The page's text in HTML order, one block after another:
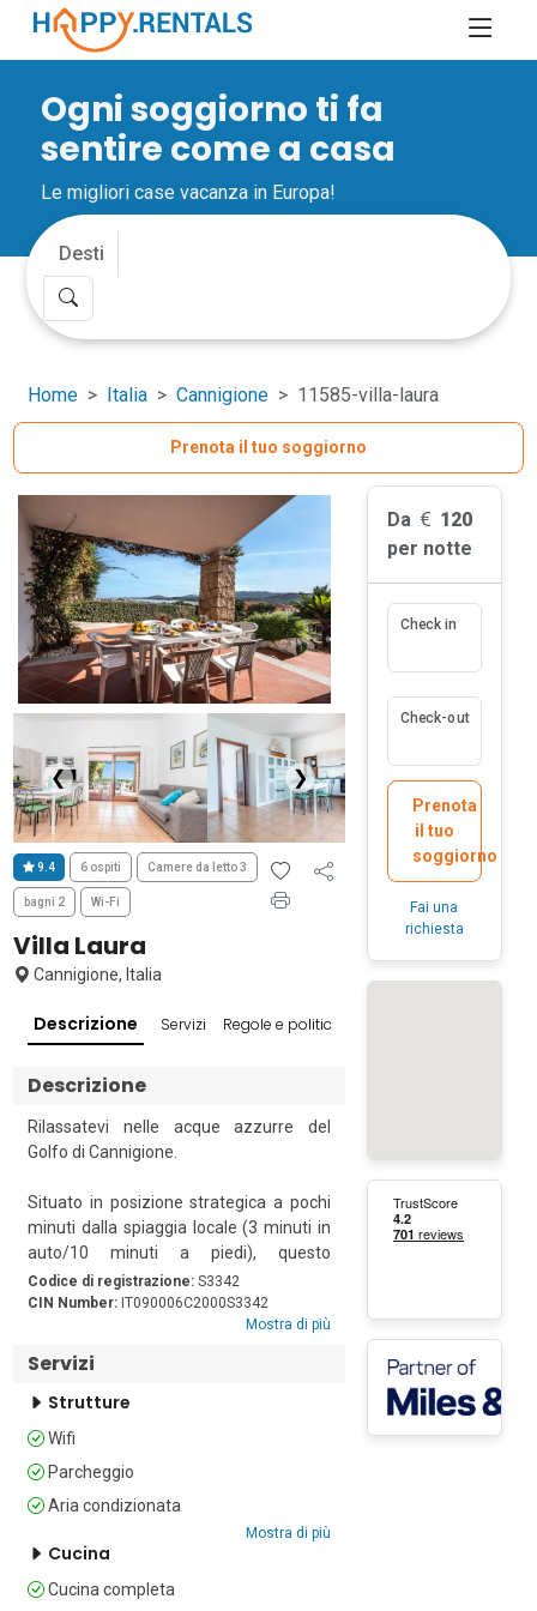
Ogni soggiorno ti fa
sentire come a casa
Le migliori case vacanza in Europa!
Home Italia Cannigione 11585-villa-laura
Prenota il tuo soggiorno
❮ ❯
9.4 6 ospiti Camere da letto 3
bagni 2 Wi-Fi
Villa Laura
Cannigione, Italia
Descrizione Servizi Regole e politiche
Descrizione
Rilassatevi nelle acque azzurre del
Golfo di Cannigione.
Situato in posizione strategica a pochi
minuti dalla spiaggia locale (3 minuti in
auto/10 minuti a piedi), questo
luminoso appartamento al primo piano
è la meta perfetta per una rilassante
vacanza al mare in Costa Smeralda.
questa villa può ospitare comodamente
6 persone e dispone di una spaziosa
Golfo di Cannigione. Qui gli ospiti
possono rilassarsi con un caffè al
mattino e godersi pasti tranquilli dopo
una giornata in spiaggia.
All’interno, l’appartamento climatizzato
Codice di registrazione: S3342
CIN Number: IT090006C2000S3342
Mostra di più
Servizi
Strutture
Wifi
Parcheggio
Aria condizionata
Mostra di più
Cucina
Cucina completa
Da
120
per notte
Check in
Check-out
Prenota
il tuo
soggiorno
Fai una
richiesta